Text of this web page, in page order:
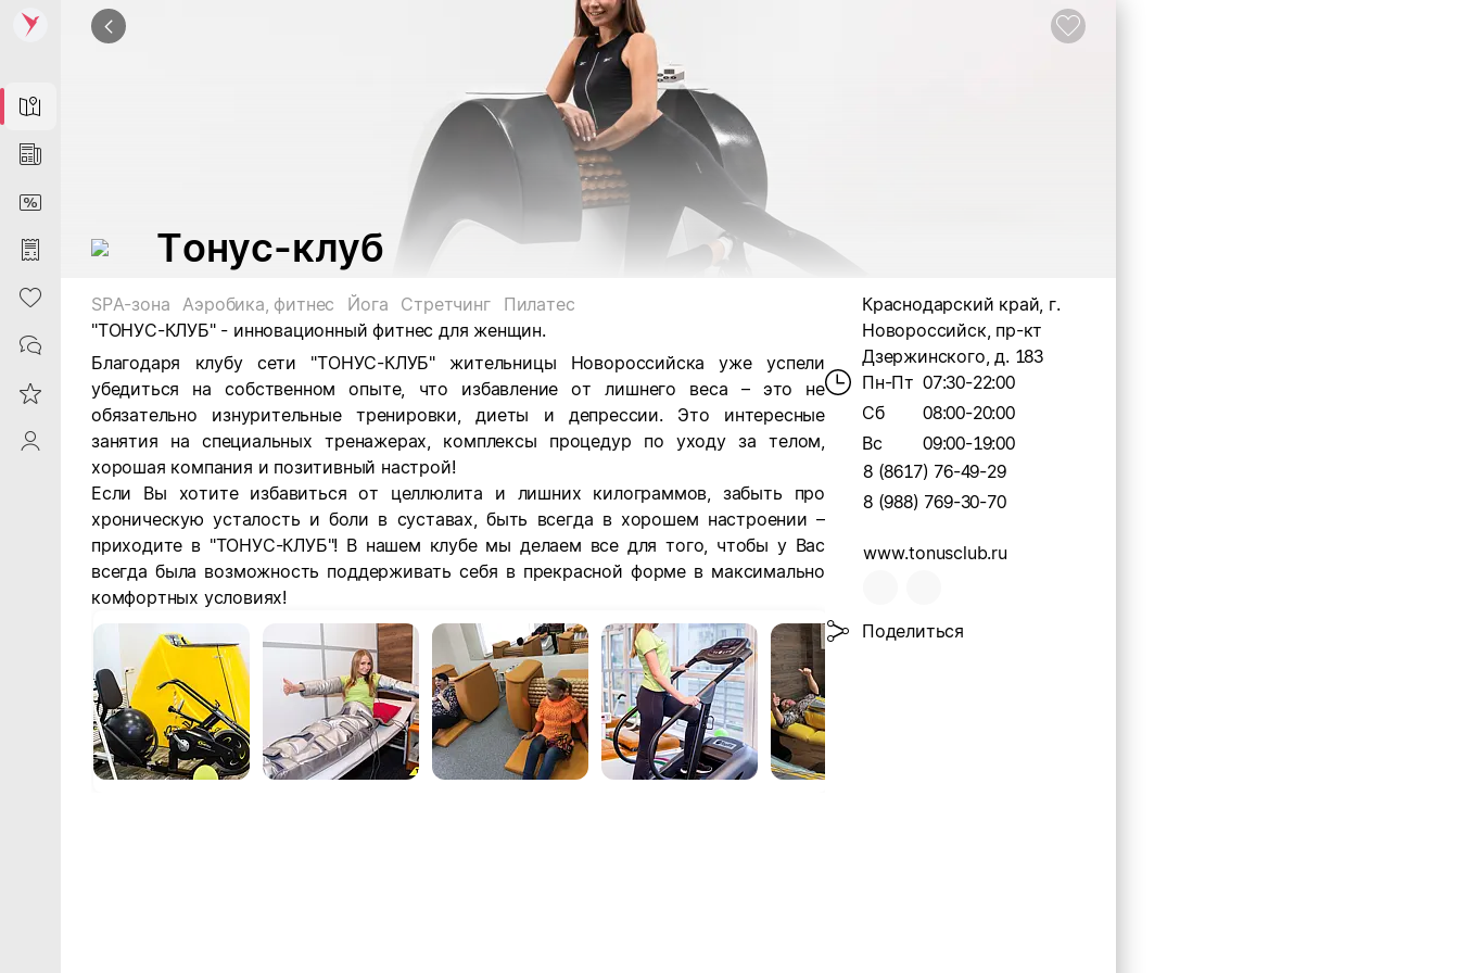
Map
News
DiscountCard
Purchases
Heart
Contacts
Reviews
ProfileSaby
Тонус-клуб
SPA-зона Аэробика, фитнес Йога Стретчинг
Пилатес
"ТОНУС-КЛУБ" - инновационный фитнес для женщин.
Благодаря клубу сети "ТОНУС-КЛУБ" жительницы Новороссийска уже успели
убедиться на собственном опыте, что избавление от лишнего веса – это не
обязательно изнурительные тренировки, диеты и депрессии. Это интересные
занятия на специальных тренажерах, комплексы процедур по уходу за телом,
хорошая компания и позитивный настрой!
Если Вы хотите избавиться от целлюлита и лишних килограммов, забыть про
хроническую усталость и боли в суставах, быть всегда в хорошем настроении –
приходите в "ТОНУС-КЛУБ"! В нашем клубе мы делаем все для того, чтобы у Вас
всегда была возможность поддерживать себя в прекрасной форме в максимально
комфортных условиях!
Краснодарский край, г.
Новороссийск, пр-кт
Дзержинского, д. 183
Пн-Пт 07:30-22:00
Сб
08:00-20:00
Вс
09:00-19:00
8 (8617) 76-49-29
8 (988) 769-30-70
www.tonusclub.ru
Поделиться